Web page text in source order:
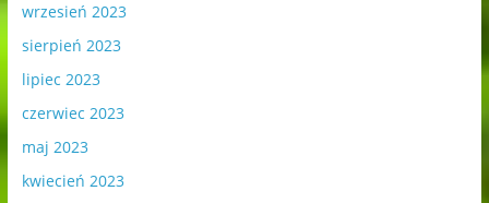
wrzesień 2023
sierpień 2023
lipiec 2023
czerwiec 2023
maj 2023
kwiecień 2023